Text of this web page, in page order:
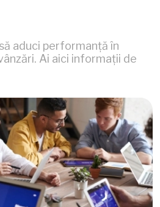
aduci performanță în
Ai aici informații de